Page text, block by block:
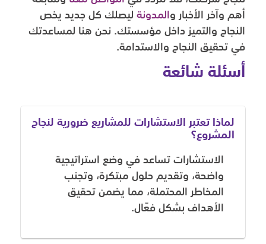
أهم وآخر الأخبار و المدونة ليصلك كل جديد يخص
النجاح والتميز داخل مؤسستك. نحن هنا لمساعدتك
في تحقيق النجاح والاستدامة.
أسئلة شائعة
لماذا تعتبر الاستشارات للمشاريع ضرورية لنجاح
المشروع؟
الاستشارات تساعد في وضع استراتيجية
واضحة، وتقديم حلول مبتكرة، وتجنب
المخاطر المحتملة، مما يضمن تحقيق
الأهداف بشكل فعّال.